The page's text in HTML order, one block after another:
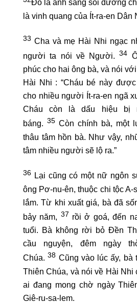
Đó là ánh sáng soi đường
là vinh quang của Ít-ra-en Dân
33 Cha và mẹ Hài Nhi ngạc
người ta nói về Người.34
phúc cho hai ông bà, và nói
Hài Nhi : “Cháu bé này
cho nhiều người Ít-ra-en ngã
Cháu còn là dấu hiệu bị
báng. 35 Còn chính bà, một
thâu tâm hồn bà. Như vậy,
tâm nhiều người sẽ lộ ra.”
36 Lại cũng có một nữ ngôn
ông Pơ-nu-ên, thuộc chi tộc A-
lắm. Từ khi xuất giá, bà đã
bảy năm, 37 rồi ở goá, đến
tuổi. Bà không rời bỏ Đền
cầu nguyện, đêm ngày
Chúa.38 Cũng vào lúc ấy, bà
Thiên Chúa, và nói về Hài Nhi
ai đang mong chờ ngày
Giê-ru-sa-lem.